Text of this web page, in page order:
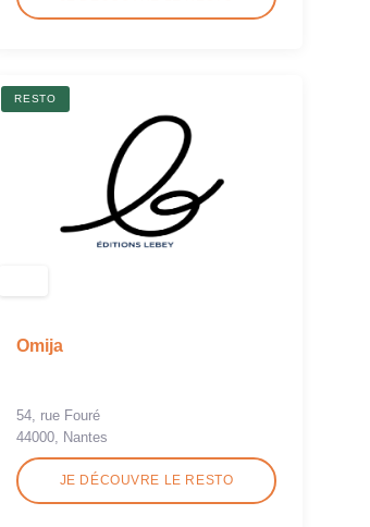
RESTO
Omija
54, rue Fouré
44000, Nantes
JE DÉCOUVRE LE RESTO